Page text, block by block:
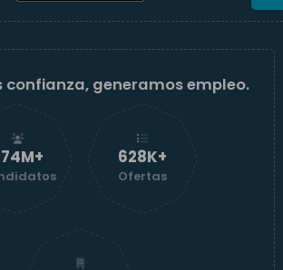
confianza, generamos empleo.
629K+
Ofertas